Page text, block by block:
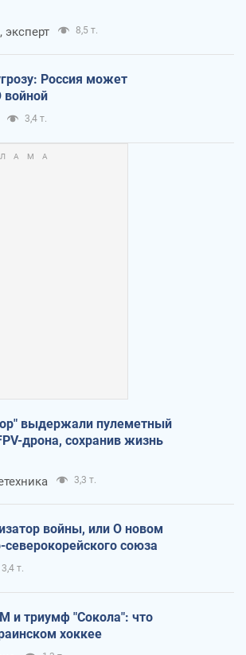
эксперт 8,5 т.
Россия может
войной
3,4 т.
выдержали пулеметный
дрона, сохранив жизнь
3,3 т.
войны, или О новом
северокорейского союза
3,4 т.
и триумф "Сокола": что
хоккее